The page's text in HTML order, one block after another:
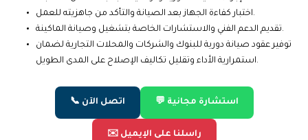
اختبار كفاءة الجهاز بعد الصيانة والتأكد من جاهزيته للعمل.
تقديم الدعم الفني والاستشارات الخاصة بتشغيل وصيانة الماكينة.
توفير عقود صيانة دورية للبنوك والشركات والمحلات التجارية لضمان
استمرارية الأداء وتقليل تكاليف الإصلاح على المدى الطويل.
📞 اتصل الآن 💬 استشارة مجانية
✉️ راسلنا على الإيميل